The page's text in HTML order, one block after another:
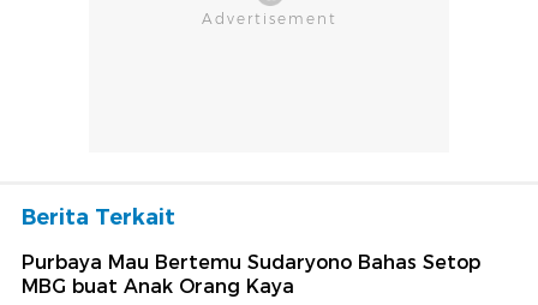
Berita Terkait
Purbaya Mau Bertemu Sudaryono Bahas Setop
MBG buat Anak Orang Kaya